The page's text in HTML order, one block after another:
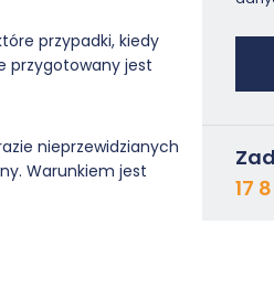
przypadki, kiedy
przygotowany jest
nieprzewidzianych
Warunkiem jest
17